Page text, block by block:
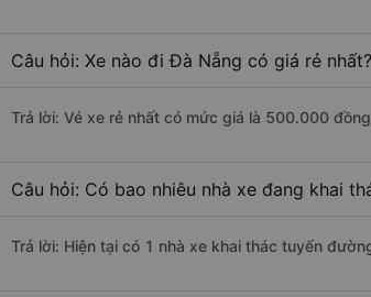
Câu hỏi: Xe nào đi Đà Nẵng có giá rẻ nhất?
Trả lời: Vé xe rẻ nhất có mức giá là 500.000
Câu hỏi: Có bao nhiêu nhà xe đang khai
Trả lời: Hiện tại có 1 nhà xe khai thác tuyến